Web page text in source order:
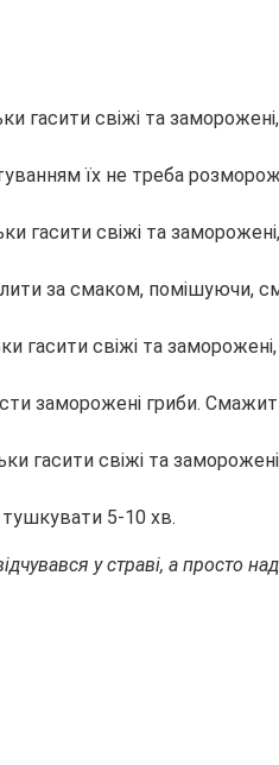
їх не треба
за смаком, помішуючи,
заморожені гриби.
5-10 хв.
у страві, а просто